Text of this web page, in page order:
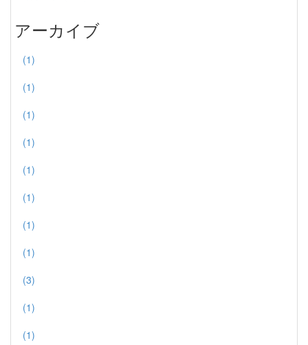
アーカイブ
(1)
(1)
(1)
(1)
(1)
(1)
(1)
(1)
(3)
(1)
(1)